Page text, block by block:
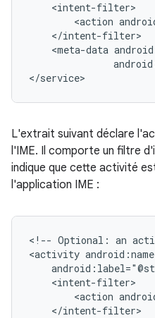
<action
<meta-data
</service>
L'extrait suivant déclare
l'IME. Il comporte un filtre
indique que cette activité
l'application IME :
<!-- Optional: an
<activity
<action
</intent-filter>